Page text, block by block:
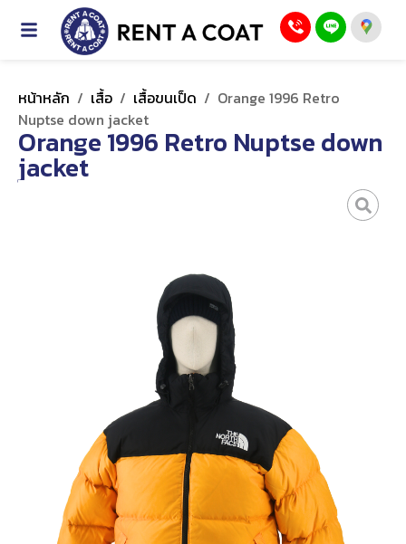
หน้าหลัก / เสื้อ / เสื้อขนเป็ด / Orange 1996 Retro
Nuptse down jacket
Orange 1996 Retro Nuptse down
jacket